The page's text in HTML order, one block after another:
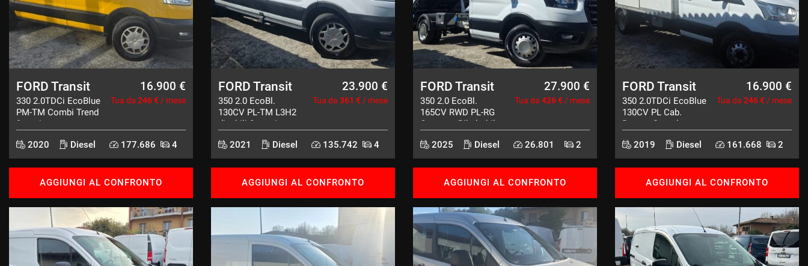
FORD Transit
330 2.0TDCi EcoBlue
PM-TM Combi Trend
9posti
16.900 €
Tua da 246 € / mese
2020 Diesel 177.686 4
AGGIUNGI AL CONFRONTO
FORD Transit
350 2.0 EcoBl.
130CV PL-TM L3H2
disabili 9 posti
23.900 €
Tua da 361 € / mese
2021 Diesel 135.742 4
AGGIUNGI AL CONFRONTO
FORD Transit
350 2.0 EcoBl.
165CV RWD PL-RG
Cassone Ribaltabile
27.900 €
Tua da 426 € / mese
2025 Diesel 26.801 2
AGGIUNGI AL CONFRONTO
FORD Transit
350 2.0TDCi EcoBlue
130CV PL Cab.
Boxato Sponda
16.900 €
Tua da 246 € / mese
2019 Diesel 161.668 2
AGGIUNGI AL CONFRONTO